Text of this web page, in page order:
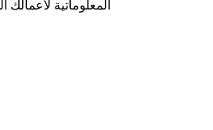
المعلوماتية لأعمالك